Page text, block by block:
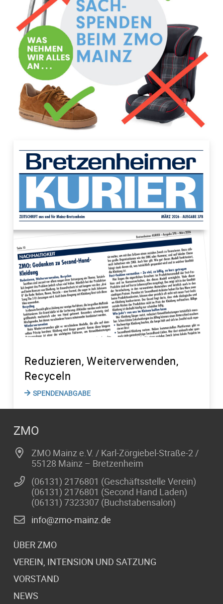
Reduzieren, Weiterverwenden,
Recyceln
SPENDENABGABE
ZMO
ZMO Mainz e.V. / Karl-Zörgiebel-Straße-2 /
55128 Mainz – Bretzenheim
(06131) 2176801 (Geschäftsstelle Verein)
(06131) 2176801 (Second Hand Laden)
(06131) 7323307 (Buchstabensalon)
info@zmo-mainz.de
ÜBER ZMO
VEREIN, INTENSION UND SATZUNG
VORSTAND
NEWS